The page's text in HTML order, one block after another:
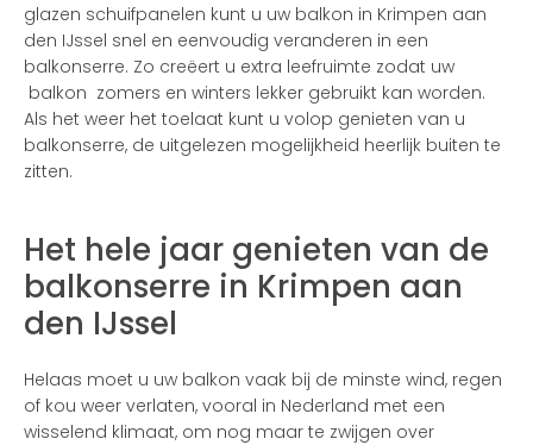
glazen schuifpanelen kunt u uw balkon in Krimpen aan
den IJssel snel en eenvoudig veranderen in een
balkonserre. Zo creëert u extra leefruimte zodat uw
balkon zomers en winters lekker gebruikt kan worden.
Als het weer het toelaat kunt u volop genieten van u
balkonserre, de uitgelezen mogelijkheid heerlijk buiten te
zitten.
Het hele jaar genieten van de
balkonserre in Krimpen aan
den IJssel
Helaas moet u uw balkon vaak bij de minste wind, regen
of kou weer verlaten, vooral in Nederland met een
wisselend klimaat, om nog maar te zwijgen over